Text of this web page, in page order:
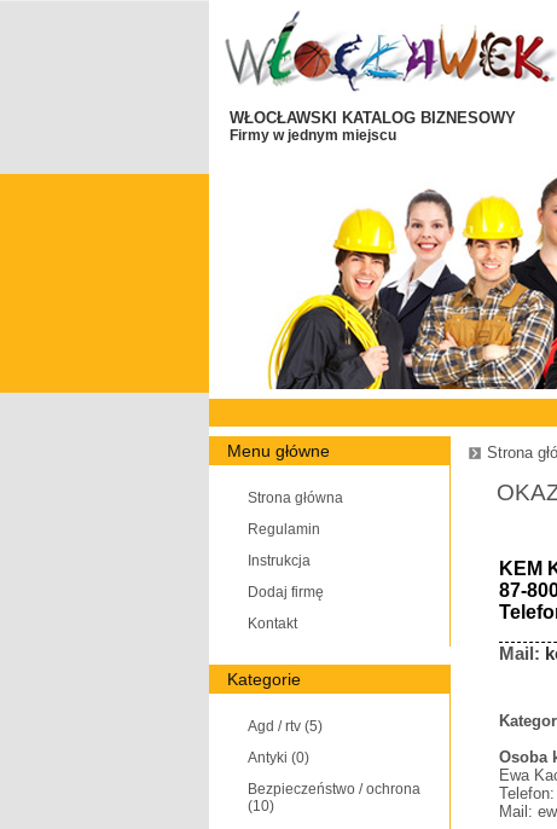
WŁOCŁAWSKI KATALOG BIZNESOWY
Firmy w jednym miejscu
Menu główne
Strona główna
Regulamin
Instrukcja
Dodaj firmę
Kontakt
Kategorie
Agd / rtv (5)
Antyki (0)
Bezpieczeństwo / ochrona
(10)
Strona
KEM
87-
Mail:
Osoba
Ewa
Mail: